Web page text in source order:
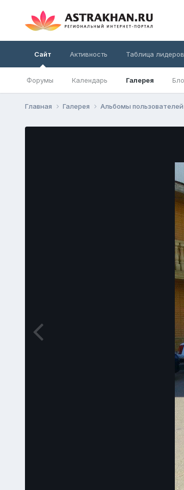
Сайт
Форумы Календарь Галерея
Активность Таблица лидеров
Главная Галерея Альбомы пользователей